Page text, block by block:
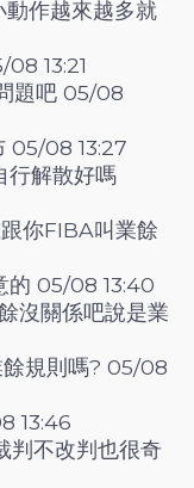
作越來越多就
13:21
題吧 05/08
05/08 13:27
解散好嗎
你FIBA叫業餘
的 05/08 13:40
沒關係吧說是業
規則嗎? 05/08
13:46
判不改判也很奇